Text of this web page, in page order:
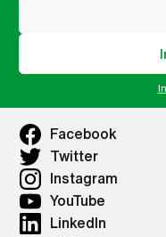
IM på sociala medier
Facebook
Twitter
Instagram
YouTube
LinkedIn